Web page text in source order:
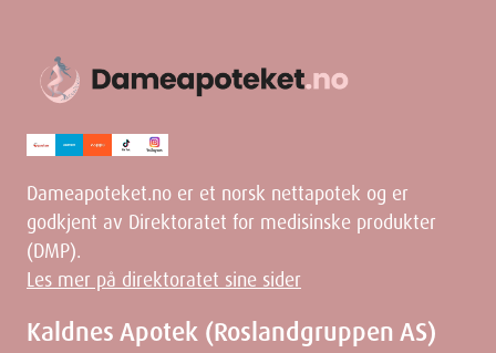
Dameapoteket.no er et norsk nettapotek og er
godkjent av Direktoratet for medisinske produkter
(DMP).
Les mer på direktoratet sine sider
Kaldnes Apotek (Roslandgruppen AS)